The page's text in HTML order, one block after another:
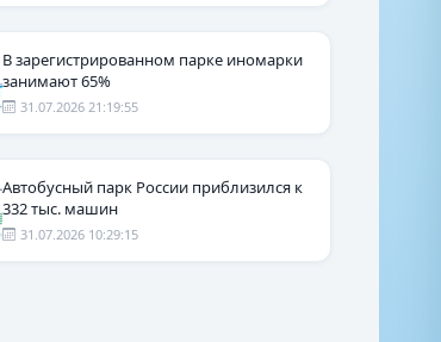
В зарегистрированном парке иномарки
занимают 65%
31.07.2026 21:19:55
Автобусный парк России приблизился к
332 тыс. машин
31.07.2026 10:29:15